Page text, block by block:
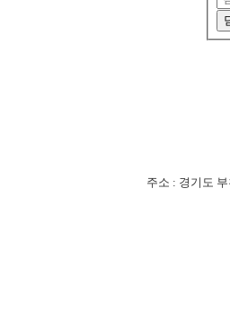
주소 : 경기도